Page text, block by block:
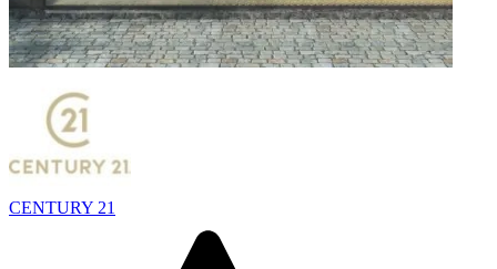
CENTURY 21